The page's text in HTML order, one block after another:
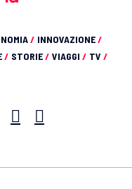
/ INNOVAZIONE/
/ STORIE/ VIAGGI / TV /